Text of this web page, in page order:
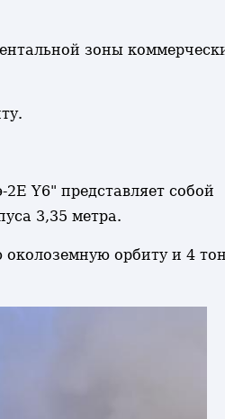
зоны
Y6" представляет собой
3,35 метра.
околоземную орбиту и 4